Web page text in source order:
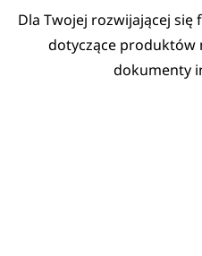
Dla Twojej rozwijającej
dotyczące produktów
dokumenty